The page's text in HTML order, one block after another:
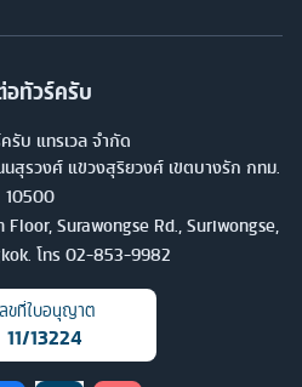
ทัวร์ครับ
รับ แทรเวล จำกัด
สุรวงศ์ แขวงสุริยวงศ์ เขตบางรัก กทม.
10500
Surawongse Rd., Suriwongse,
โทร 02-853-9982
ขที่ใบอนุญาต
11/13224